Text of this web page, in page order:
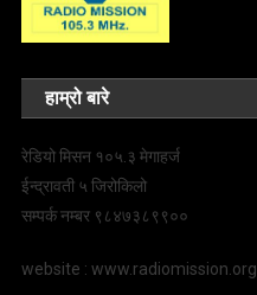
हाम्रो बारे
रेडियो मिसन १०५.३ मेगाहर्ज
ईन्द्रावती ५ जिरोकिलो
सम्पर्क नम्बर ९८४७३८९९००
website : www.radiomission.org